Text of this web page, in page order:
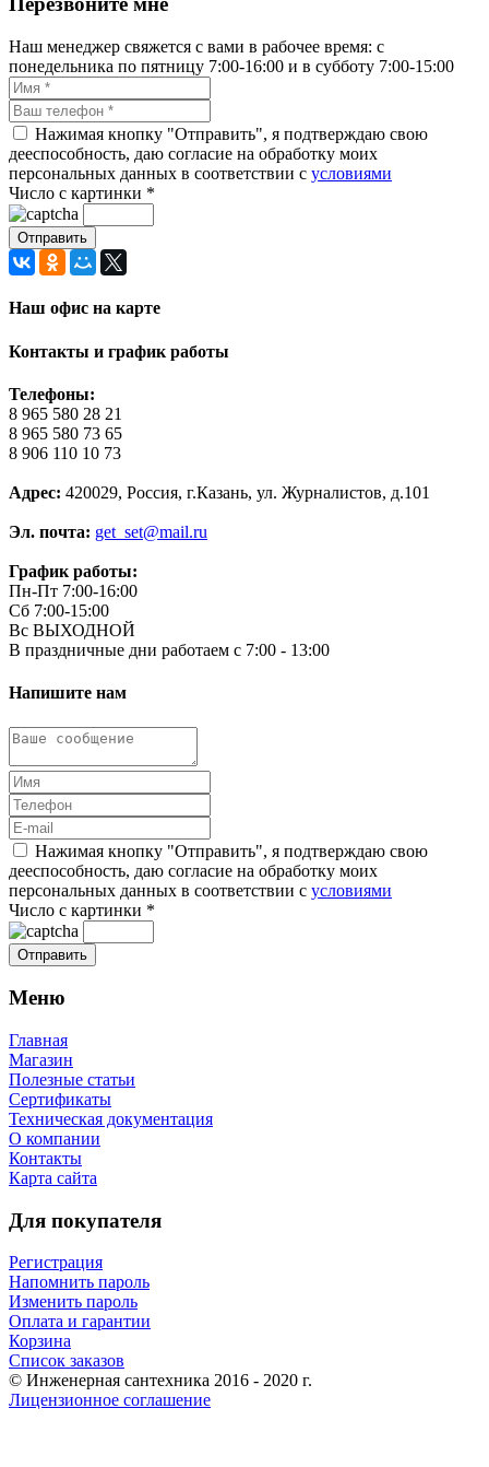
Наш менеджер свяжется с вами в рабочее время: с
понедельника по пятницу 7:00-16:00 и в субботу 7:00-15:00
Нажимая кнопку "Отправить", я подтверждаю свою
дееспособность, даю согласие на обработку моих
персональных данных в соответствии с условиями
Число с картинки *
Наш офис на карте
Контакты и график работы
Телефоны:
8 965 580 28 21
8 965 580 73 65
8 906 110 10 73
Адрес: 420029, Россия, г.Казань, ул. Журналистов, д.101
Эл. почта: get_set@mail.ru
График работы:
Пн-Пт 7:00-16:00
Сб 7:00-15:00
Вс ВЫХОДНОЙ
В праздничные дни работаем с 7:00 - 13:00
Напишите нам
Нажимая кнопку "Отправить", я подтверждаю свою
дееспособность, даю согласие на обработку моих
персональных данных в соответствии с условиями
Число с картинки *
Меню
Главная
Магазин
Полезные статьи
Сертификаты
Техническая документация
О компании
Контакты
Карта сайта
Для покупателя
Регистрация
Напомнить пароль
Изменить пароль
Оплата и гарантии
Корзина
Список заказов
© Инженерная сантехника 2016 - 2020 г.
Лицензионное соглашение